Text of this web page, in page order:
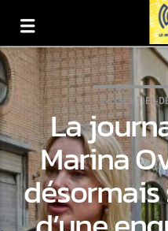
L'ESSENTIEL-
La
Marina